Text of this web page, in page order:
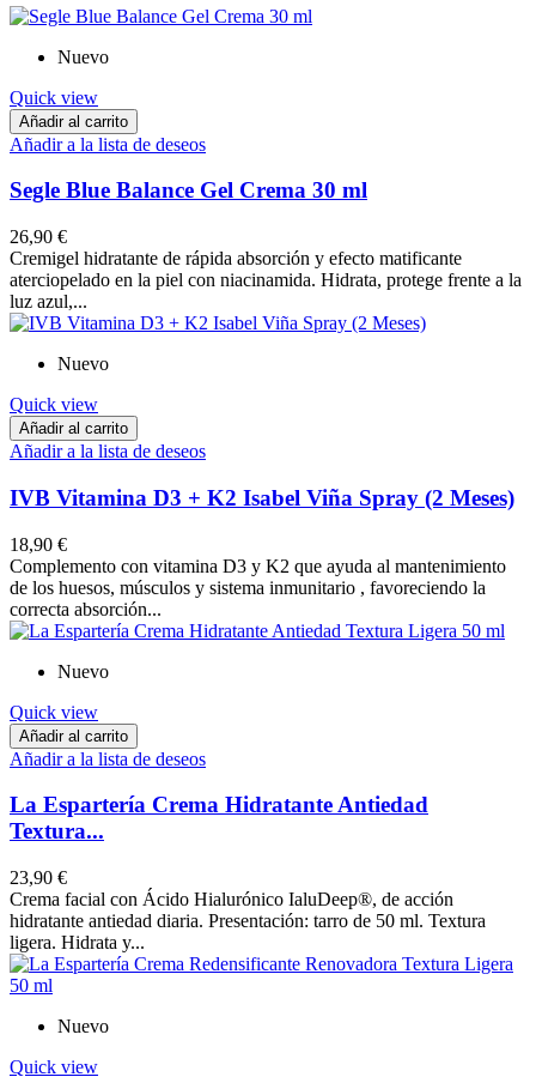
Nuevo
Quick view
Añadir al carrito
Añadir a la lista de deseos
Segle Blue Balance Gel Crema 30 ml
26,90 €
Cremigel hidratante de rápida absorción y efecto matificante
aterciopelado en la piel con niacinamida. Hidrata, protege frente a la
luz azul,...
Nuevo
Quick view
Añadir al carrito
Añadir a la lista de deseos
IVB Vitamina D3 + K2 Isabel Viña Spray (2 Meses)
18,90 €
Complemento con vitamina D3 y K2 que ayuda al mantenimiento
de los huesos, músculos y sistema inmunitario , favoreciendo la
correcta absorción...
Nuevo
Quick view
Añadir al carrito
Añadir a la lista de deseos
La Espartería Crema Hidratante Antiedad
Textura...
23,90 €
Crema facial con Ácido Hialurónico IaluDeep®, de acción
hidratante antiedad diaria. Presentación: tarro de 50 ml. Textura
ligera. Hidrata y...
Nuevo
Quick view